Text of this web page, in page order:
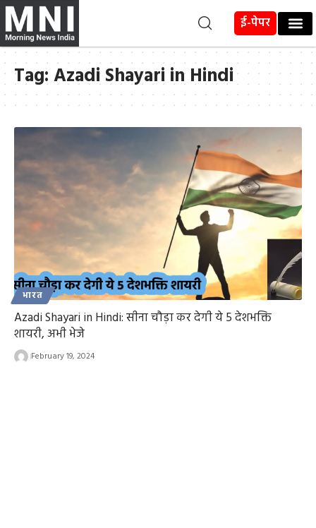
ई-पेपर
Tag:Azadi Shayari in Hindi
भारत
Azadi Shayari in Hindi: सीना चौड़ा कर देगी ये 5 देशभक्ति
शायरी, अभी भेजे
February 19, 2024